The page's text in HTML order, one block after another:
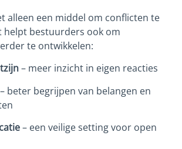
alleen een middel om conflicten te
helpt bestuurders ook om
te ontwikkelen:
– meer inzicht in eigen reacties
– beter begrijpen van belangen en
– een veilige setting voor open